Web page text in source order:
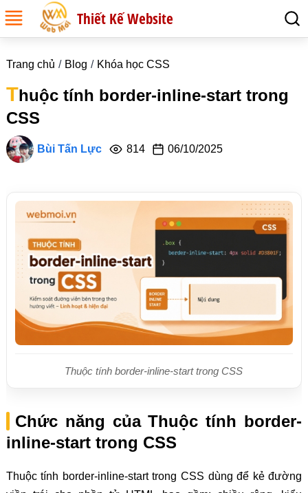
Thiết Kế Website
Trang chủ Blog Khóa học CSS
Thuộc tính border-inline-start trong
CSS
Bùi Tấn Lực 814 06/10/2025
Thuộc tính border-inline-start trong CSS
Chức năng của Thuộc tính border-
inline-start trong CSS
Thuộc tính border-inline-start trong CSS dùng để kẻ đường